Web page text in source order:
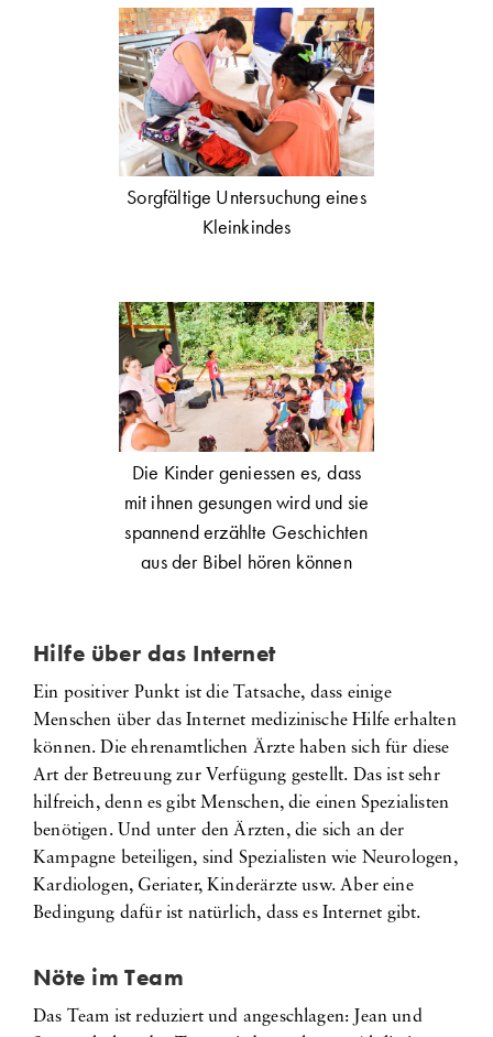
Sorgfältige Untersuchung eines
Kleinkindes
Die Kinder geniessen es, dass
mit ihnen gesungen wird und sie
spannend erzählte Geschichten
aus der Bibel hören können
Hilfe über das Internet
Ein positiver Punkt ist die Tatsache, dass einige
Menschen über das Internet medizinische Hilfe erhalten
können. Die ehrenamtlichen Ärzte haben sich für diese
Art der Betreuung zur Verfügung gestellt. Das ist sehr
hilfreich, denn es gibt Menschen, die einen Spezialisten
benötigen. Und unter den Ärzten, die sich an der
Kampagne beteiligen, sind Spezialisten wie Neurologen,
Kardiologen, Geriater, Kinderärzte usw. Aber eine
Bedingung dafür ist natürlich, dass es Internet gibt.
Nöte im Team
Das Team ist reduziert und angeschlagen: Jean und